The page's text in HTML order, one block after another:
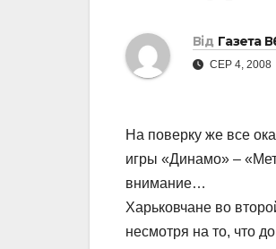
Від Газета
СЕР 4, 2008
На поверку же все
игры «Динамо» –
внимание…
Харьковчане во
несмотря на то, что